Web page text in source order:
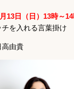
13日（日）13時～
を入れる言葉掛け
由貴